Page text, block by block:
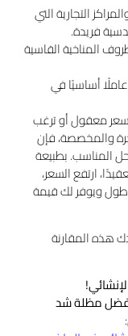
التجارية التي
فريدة.
المناخية القاسية
أساسيًا في
معقول أو ترغب
والمخصصة، فإن
المناسب. بطبيعة
ارتفع السعر،
ويوفر لك قيمة
هذه المقارنة
أفضل مظلة شد